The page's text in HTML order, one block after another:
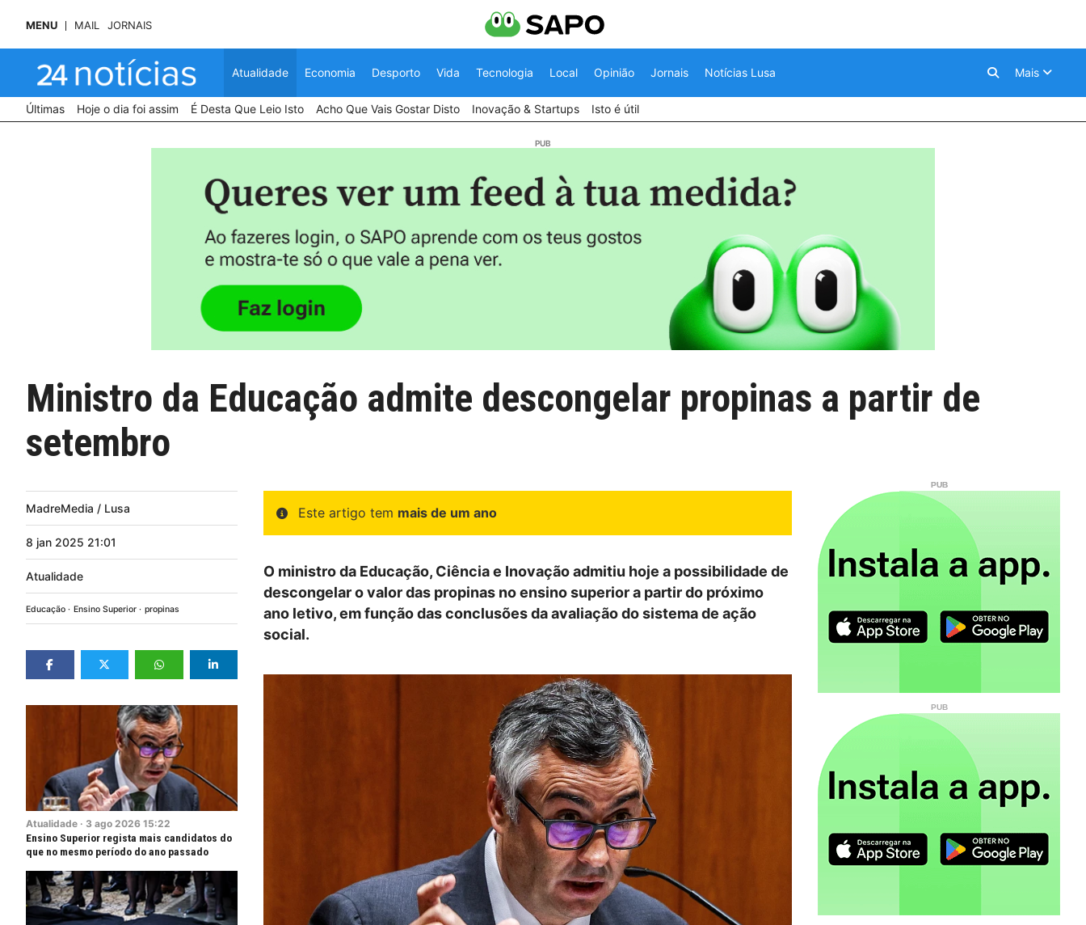
MENU MAIL JORNAIS
Atualidade Economia Desporto Vida Tecnologia Local Opinião Jornais Notícias Lusa Mais
Últimas Hoje o dia foi assim É Desta Que Leio Isto Acho Que Vais Gostar Disto Inovação & Startups Isto é útil
Ministro da Educação admite descongelar propinas a partir de
setembro
MadreMedia / Lusa
8 jan 2025 21:01
Atualidade
Educação Ensino Superior propinas
Atualidade · 3 ago 2026 15:22
Ensino Superior regista mais candidatos do
que no mesmo período do ano passado
Este artigo tem mais de um ano
O ministro da Educação, Ciência e Inovação admitiu hoje a possibilidade de
descongelar o valor das propinas no ensino superior a partir do próximo
ano letivo, em função das conclusões da avaliação do sistema de ação
social.